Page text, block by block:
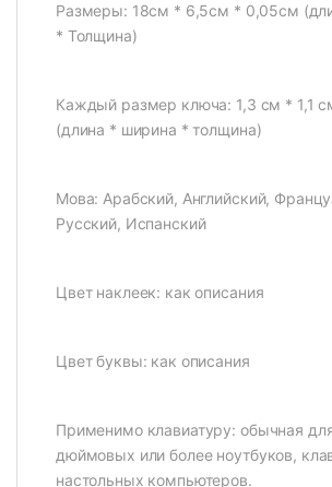
Размеры: 18см * 6,5см * 0,05см
* Толщина)
Каждый размер ключа: 1,3 см * 1,1
(длина * ширина * толщина)
Мова: Арабский, Английский,
Русский, Испанский
Цвет наклеек: как описания
Цвет буквы: как описания
Применимо клавиатуру: обычная
дюймовых или более ноутбуков,
настольных компьютеров.